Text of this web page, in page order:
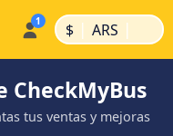
$ | ARS |
CheckMyBus
tus ventas y mejoras